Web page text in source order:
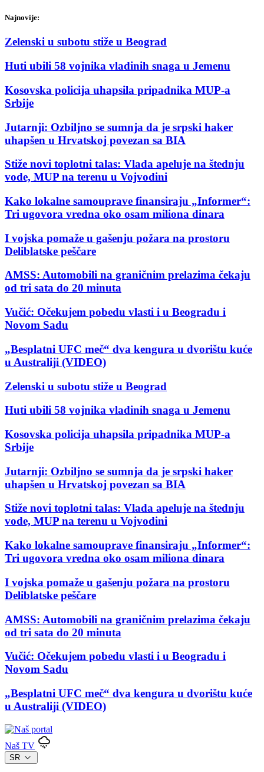
Najnovije:
Zelenski u subotu stiže u Beograd
Huti ubili 58 vojnika vladinih snaga u Jemenu
Kosovska policija uhapsila pripadnika MUP-a
Srbije
Jutarnji: Ozbiljno se sumnja da je srpski haker
uhapšen u Hrvatskoj povezan sa BIA
Stiže novi toplotni talas: Vlada apeluje na štednju
vode, MUP na terenu u Vojvodini
Kako lokalne samouprave finansiraju „Informer“:
Tri ugovora vredna oko osam miliona dinara
I vojska pomaže u gašenju požara na prostoru
Deliblatske peščare
AMSS: Automobili na graničnim prelazima čekaju
od tri sata do 20 minuta
Vučić: Očekujem pobedu vlasti i u Beogradu i
Novom Sadu
„Besplatni UFC meč“ dva kengura u dvorištu kuće
u Australiji (VIDEO)
Zelenski u subotu stiže u Beograd
Huti ubili 58 vojnika vladinih snaga u Jemenu
Kosovska policija uhapsila pripadnika MUP-a
Srbije
Jutarnji: Ozbiljno se sumnja da je srpski haker
uhapšen u Hrvatskoj povezan sa BIA
Stiže novi toplotni talas: Vlada apeluje na štednju
vode, MUP na terenu u Vojvodini
Kako lokalne samouprave finansiraju „Informer“:
Tri ugovora vredna oko osam miliona dinara
I vojska pomaže u gašenju požara na prostoru
Deliblatske peščare
AMSS: Automobili na graničnim prelazima čekaju
od tri sata do 20 minuta
Vučić: Očekujem pobedu vlasti i u Beogradu i
Novom Sadu
„Besplatni UFC meč“ dva kengura u dvorištu kuće
u Australiji (VIDEO)
Naš TV
SR